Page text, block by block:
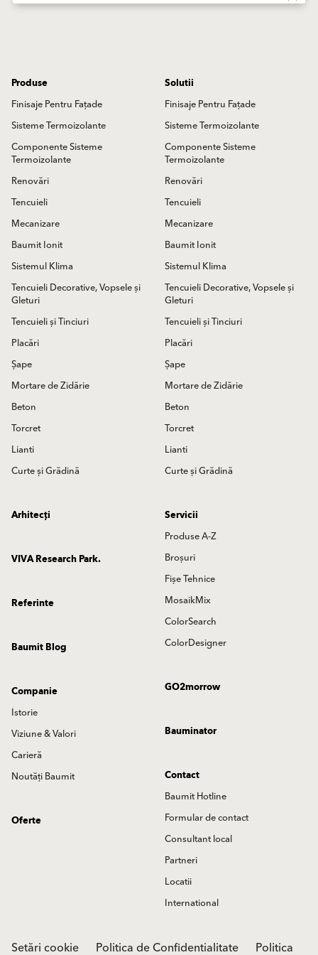
Produse
Finisaje Pentru Fațade
Sisteme Termoizolante
Componente Sisteme
Termoizolante
Renovări
Tencuieli
Mecanizare
Baumit Ionit
Sistemul Klima
Tencuieli Decorative, Vopsele și
Gleturi
Tencuieli și Tinciuri
Placări
Șape
Mortare de Zidărie
Beton
Torcret
Lianti
Curte și Grădină
Solutii
Finisaje Pentru Fațade
Sisteme Termoizolante
Componente Sisteme
Termoizolante
Renovări
Tencuieli
Mecanizare
Baumit Ionit
Sistemul Klima
Tencuieli Decorative, Vopsele și
Gleturi
Tencuieli și Tinciuri
Placări
Șape
Mortare de Zidărie
Beton
Torcret
Lianti
Curte și Grădină
Arhitecți
Servicii
Produse A-Z
Broșuri
Fișe Tehnice
MosaikMix
ColorSearch
ColorDesigner
VIVA Research Park.
Referinte
Baumit Blog
GO2morrow
Companie
Istorie
Viziune & Valori
Carieră
Noutăți Baumit
Bauminator
Contact
Baumit Hotline
Formular de contact
Consultant local
Partneri
Locatii
International
Oferte
Setări cookie Politica de Confidentialitate Politica